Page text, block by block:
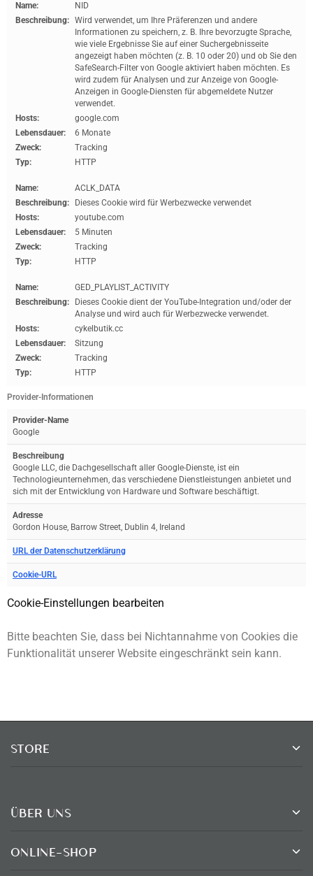
Name:
NID
Beschreibung: Wird verwendet, um Ihre Präferenzen und andere
Informationen zu speichern, z. B. Ihre bevorzugte Sprache,
wie viele Ergebnisse Sie auf einer Suchergebnisseite
angezeigt haben möchten (z. B. 10 oder 20) und ob Sie den
SafeSearch-Filter von Google aktiviert haben möchten. Es
wird zudem für Analysen und zur Anzeige von Google-
Anzeigen in Google-Diensten für abgemeldete Nutzer
verwendet.
Hosts:
google.com
Lebensdauer:
6 Monate
Zweck:
Tracking
Typ:
HTTP
Name:
ACLK_DATA
Beschreibung:
Dieses Cookie wird für Werbezwecke verwendet
Hosts:
youtube.com
Lebensdauer:
5 Minuten
Zweck:
Tracking
Typ:
HTTP
Name:
GED_PLAYLIST_ACTIVITY
Beschreibung:
Dieses Cookie dient der YouTube-Integration und/oder der
Analyse und wird auch für Werbezwecke verwendet.
Hosts:
cykelbutik.cc
Lebensdauer:
Sitzung
Zweck:
Tracking
Typ:
HTTP
Provider-Informationen
Provider-Name
Google
Beschreibung
Google LLC, die Dachgesellschaft aller Google-Dienste, ist ein
Technologieunternehmen, das verschiedene Dienstleistungen anbietet und
sich mit der Entwicklung von Hardware und Software beschäftigt.
Adresse
Gordon House, Barrow Street, Dublin 4, Ireland
URL der Datenschutzerklärung
Cookie-URL
Cookie-Einstellungen bearbeiten
Bitte beachten Sie, dass bei Nichtannahme von Cookies die
Funktionalität unserer Website eingeschränkt sein kann.
STORE
ÜBER UNS
ONLINE-SHOP